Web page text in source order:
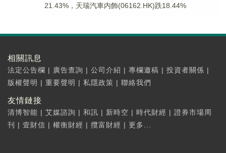
21.43%，天瑞汽車内飾(06162.HK)跌18.44%
相關訊息
法定公告欄 | 廣告查詢 | 公司介紹 | 專欄邀稿 | 投資者關係 |
版權聲明 | 重要聲明 | 私隱政策 | 聯絡我們
友情鏈接
清博智能 | 艾媒諮詢 | 和訊 | 新時空 | 時代財經 | 證券市場周
刊
| 壹財信 | 權衡財經 | 攬富財經 | 更多...